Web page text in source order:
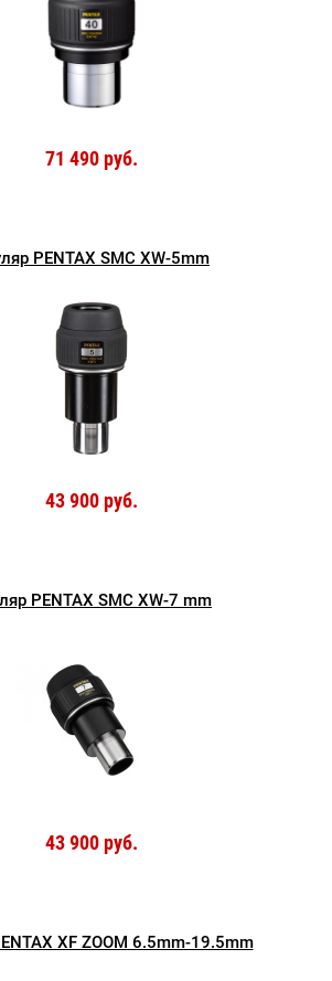
71 490 руб.
PENTAX SMC XW-5mm
43 900 руб.
PENTAX SMC XW-7 mm
43 900 руб.
XF ZOOM 6.5mm-19.5mm